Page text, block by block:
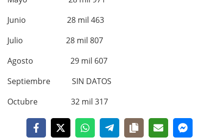
Junio 28 mil 463
Julio 28 mil 807
Agosto 29 mil 607
Septiembre SIN DATOS
Octubre 32 mil 317